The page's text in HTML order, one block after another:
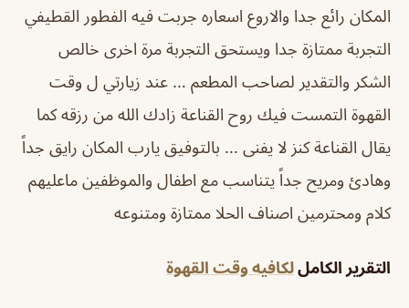
المكان رائع جدا والاروع اسعاره جربت فيه الفطور القطيفي
التجربة ممتازة جدا ويستحق التجربة مرة اخرى خالص
الشكر والتقدير لصاحب المطعم … عند زيارتي ل وقت
القهوة التمست فيك روح القناعة زادك الله من رزقه كما
يقال القناعة كنز لا يفنى … بالتوفيق يارب المكان رايق جداً
وهادئ ومريح جداً يتناسب مع اطفال والموظفين ماعليهم
كلام ومحترمين اصناف الحلا ممتازة ومتنوعه
التقرير الكامللكافيه وقت القهوة